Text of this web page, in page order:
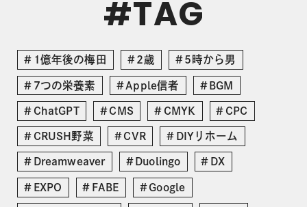
#TAG
1億年後の梅田 2歳 5時から男
7つの栄養素 Apple信者 BGM
ChatGPT CMS CMYK CPC
CRUSH野菜 CVR DIYリホーム
Dreamweaver Duolingo DX
EXPO FABE Google